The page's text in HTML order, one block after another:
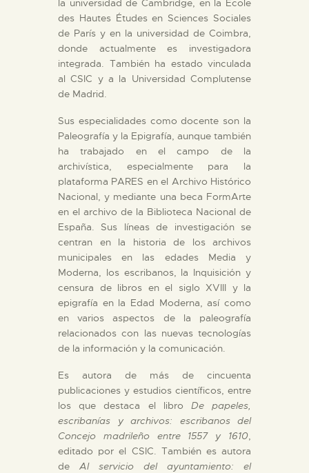
la universidad de Cambridge, en la École
des Hautes Études en Sciences Sociales
de París y en la universidad de Coimbra,
donde actualmente es investigadora
integrada. También ha estado vinculada
al CSIC y a la Universidad Complutense
de Madrid.
Sus especialidades como docente son la
Paleografía y la Epigrafía, aunque también
ha trabajado en el campo de la
archivística, especialmente para la
plataforma PARES en el Archivo Histórico
Nacional, y mediante una beca FormArte
en el archivo de la Biblioteca Nacional de
España. Sus líneas de investigación se
centran en la historia de los archivos
municipales en las edades Media y
Moderna, los escribanos, la Inquisición y
censura de libros en el siglo XVIII y la
epigrafía en la Edad Moderna, así como
en varios aspectos de la paleografía
relacionados con las nuevas tecnologías
de la información y la comunicación.
Es autora de más de cincuenta
publicaciones y estudios científicos, entre
los que destaca el libro De papeles,
escribanías y archivos: escribanos del
Concejo madrileño entre 1557 y 1610,
editado por el CSIC. También es autora
de Al servicio del ayuntamiento: el